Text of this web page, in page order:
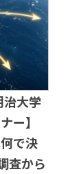
治大学
ー】
で決
査から